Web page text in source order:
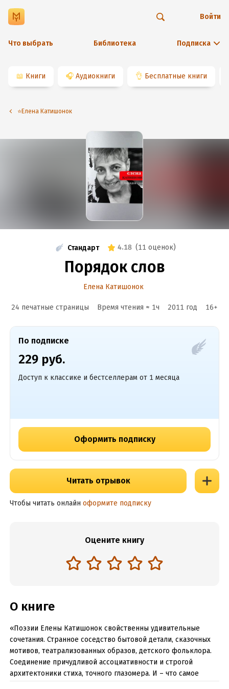
Что выбрать Библиотека Подписка
Войти
📖 Книги 🎧 Аудиокниги 👌 Бесплатные книги
⭐️Елена Катишонок
Стандарт 4.18 (11 оценок)
Порядок слов
Елена Катишонок
24 печатные страницы Время чтения ≈ 1ч 2011 год 16+
По подписке
229 руб.
Доступ к классике и бестселлерам от 1 месяца
Оформить подписку
Читать отрывок
Чтобы читать онлайн оформите подписку
Оцените книгу
О книге
«Поэзии Елены Катишонок свойственны удивительные
сочетания. Странное соседство бытовой детали, сказочных
мотивов, театрализованных образов, детского фольклора.
Соединение причудливой ассоциативности и строгой
архитектоники стиха, точного глазомера. И – что самое